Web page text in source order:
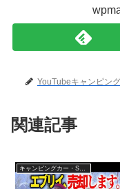
YouTubeキャンピン
関連記事
キャンピングカー・SUV人気車種